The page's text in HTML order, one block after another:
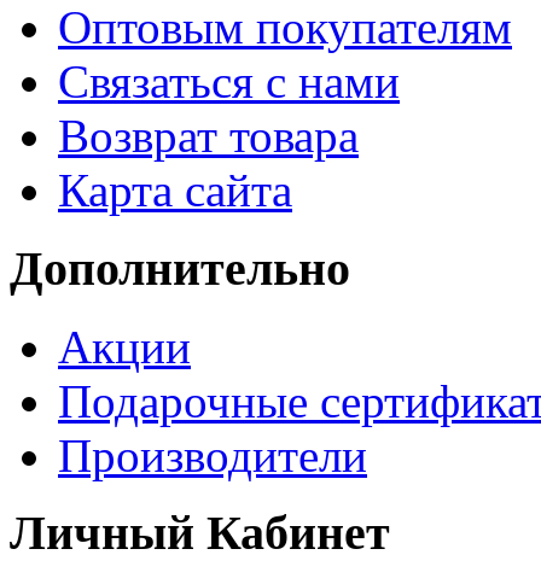
Оптовым покупателям
Связаться с нами
Возврат товара
Карта сайта
Дополнительно
Акции
Подарочные
Производители
Личный Кабинет